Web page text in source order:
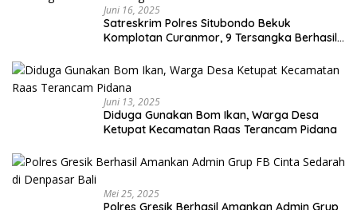
Juni 16, 2025
Satreskrim Polres Situbondo Bekuk
Komplotan Curanmor, 9 Tersangka Berhasil
Juni 13, 2025
Diduga Gunakan Bom Ikan, Warga Desa
Ketupat Kecamatan Raas Terancam Pidana
Mei 25, 2025
Polres Gresik Berhasil Amankan Admin Grup